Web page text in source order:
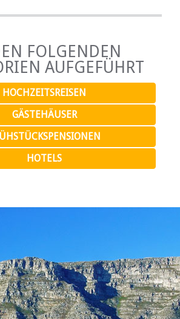
FOLGENDEN
AUFGEFÜHRT
HOCHZEITSREISEN
GÄSTEHÄUSER
HOTELS